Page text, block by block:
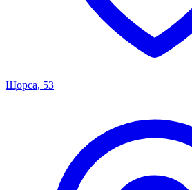
Щорса, 53